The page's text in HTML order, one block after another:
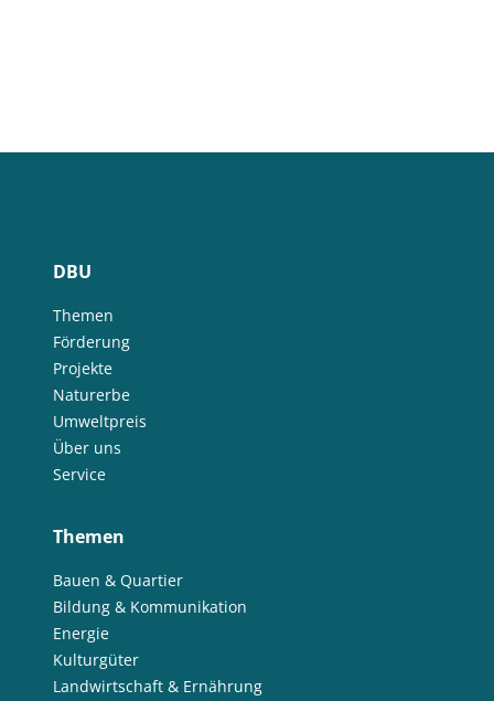
DBU
Themen
Förderung
Projekte
Naturerbe
Umweltpreis
Über uns
Service
Themen
Bauen & Quartier
Bildung & Kommunikation
Energie
Kulturgüter
Landwirtschaft & Ernährung